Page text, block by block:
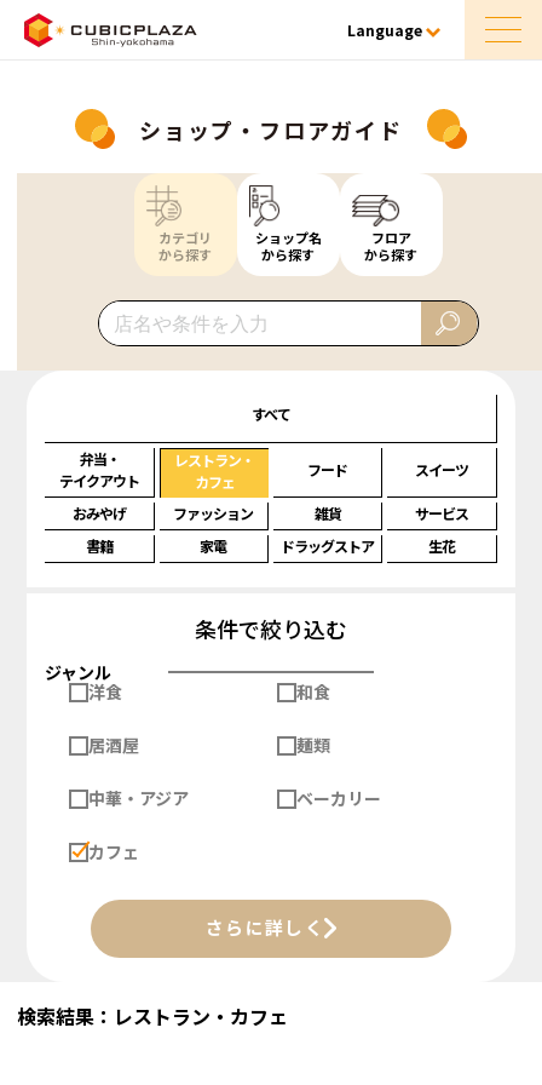
Language
ショップ・フロアガイド
カテゴリ
から探す
ショップ名
から探す
フロア
から探す
すべて
弁当・
テイクアウト
レストラン・
カフェ
フード スイーツ
おみやげ ファッション 雑貨
サービス
書籍
家電 ドラッグストア 生花
条件で絞り込む
ジャンル
洋食
和食
居酒屋 麺類
中華・アジア ベーカリー
カフェ
さらに詳しく
検索結果：レストラン・カフェ